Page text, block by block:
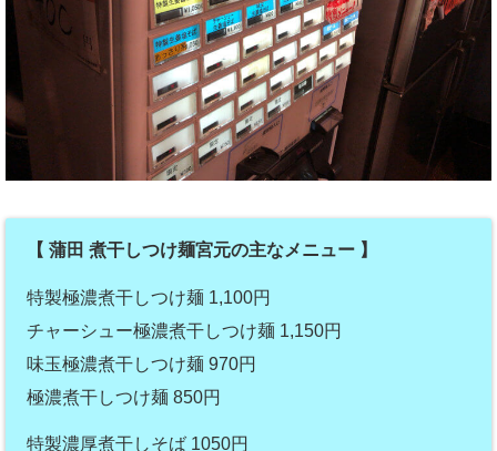
【 蒲田 煮干しつけ麺宮元の主なメニュー 】
特製極濃煮干しつけ麺 1,100円
チャーシュー極濃煮干しつけ麺 1,150円
味玉極濃煮干しつけ麺 970円
極濃煮干しつけ麺 850円
特製濃厚煮干しそば 1050円